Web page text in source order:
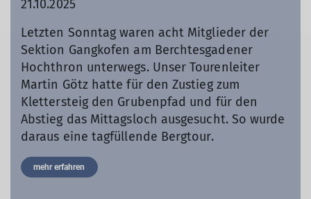
21.10.2025
Letzten Sonntag waren acht Mitglieder der
Sektion Gangkofen am Berchtesgadener
Hochthron unterwegs. Unser Tourenleiter
Martin Götz hatte für den Zustieg zum
Klettersteig den Grubenpfad und für den
Abstieg das Mittagsloch ausgesucht. So wurde
daraus eine tagfüllende Bergtour.
mehr erfahren